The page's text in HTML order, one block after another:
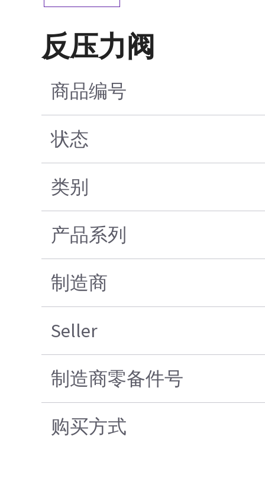
反压力阀
商品编号
状态
类别
产品系列
制造商
Seller
制造商零备件号
购买方式